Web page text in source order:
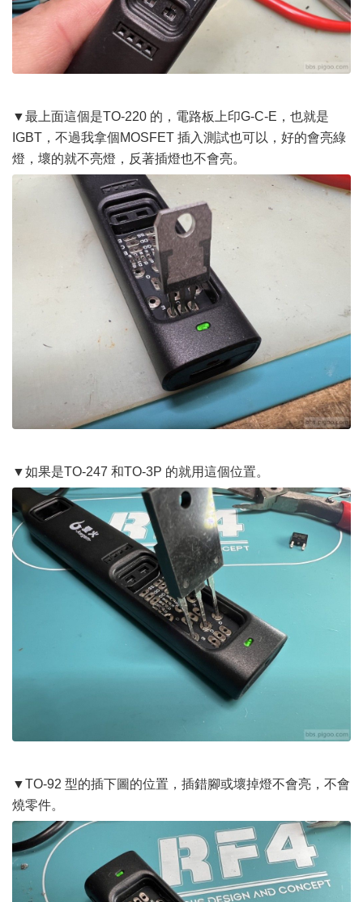
▼最上面這個是TO-220 的，電路板上印G-C-E，也就是
IGBT，不過我拿個MOSFET 插入測試也可以，好的會亮綠
燈，壞的就不亮燈，反著插燈也不會亮。
▼如果是TO-247 和TO-3P 的就用這個位置。
▼TO-92 型的插下圖的位置，插錯腳或壞掉燈不會亮，不會
燒零件。